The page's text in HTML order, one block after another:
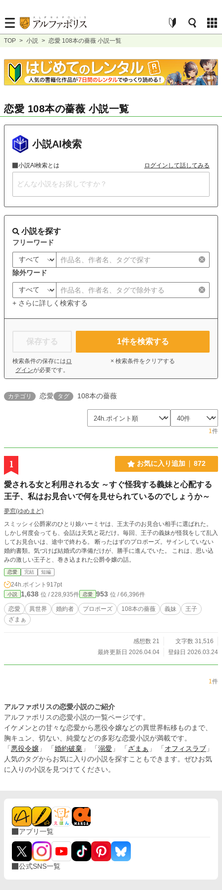
TOP > 小説 > 恋愛 108本の薔薇 小説一覧
恋愛 108本の薔薇 小説一覧
小説AI検索
小説AI検索とは ログインして話してみる
小説を探す
フリーワード
除外ワード
+ さらに詳しく検索する
保存する
検索条件の保存には ロ
グインが必要です。
1件を検索する
× 検索条件をクリアする
カテゴリ 恋愛 タグ 108本の薔薇
1件
1 お気に入り追加 872
愛される女と利用される女 ～すぐ怪我する義妹と心配する
王子、私はお見合いで何を見せられているのでしょうか～
夢窓(ゆめまど)
スミッシィ公爵家のひとり娘ハーミヤは、王太子のお見合い相手に選ばれた。
しかし何度会っても、会話は天気と花だけ。毎回、王子の義妹が怪我をして乱入
してお見合いは、途中で終わる。 断ったはずのプロポーズ。サインしていない
婚約書類。気づけば結婚式の準備だけが、勝手に進んでいた。 これは、思い込
みの激しい王子と、巻き込まれた公爵令嬢の話。
恋愛 完結 短編
24h.ポイント 917pt
小説 1,638 位 / 228,935件 恋愛 953 位 / 66,396件
恋愛 異世界 婚約者 プロポーズ 108本の薔薇 義妹
王子
ざまぁ
感想数 21
文字数 31,516
最終更新日 2026.04.04
登録日 2026.03.24
1件
アルファポリスの恋愛小説のご紹介
アルファポリスの恋愛小説の一覧ページです。
イケメンとの甘々な恋愛から悪役令嬢などの異世界転移ものまで、
胸キュン、切ない、純愛などの多彩な恋愛小説が満載です。
「 悪役令嬢 」 「 婚約破棄 」 「 溺愛 」 「 ざまぁ 」 「 オフィスラブ 」
人気のタグからお気に入りの小説を探すこともできます。ぜひお気
に入りの小説を見つけてください。
アプリ一覧
公式SNS一覧